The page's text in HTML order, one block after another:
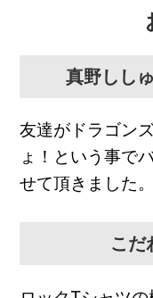
真野しし
友達がドラゴン
ょ！という事で
せて頂きました。
こだ